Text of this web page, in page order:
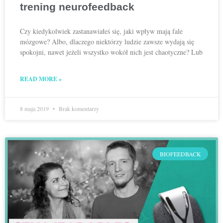
trening neurofeedback
Czy kiedykolwiek zastanawiałeś się, jaki wpływ mają fale
mózgowe? Albo, dlaczego niektórzy ludzie zawsze wydają się
spokojni, nawet jeżeli wszystko wokół nich jest chaotyczne? Lub
READ MORE »
8 maja 2019 Brak komentarzy
BIOFEEDBACK